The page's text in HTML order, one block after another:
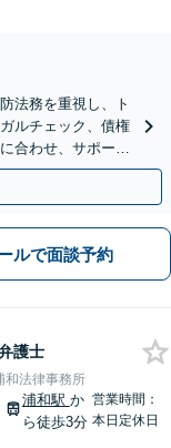
法務を重視し、ト
ルチェック、債権
合わせ、サポート
相談可】
ルで面談予約
護士
和法律事務所
浦和駅 か
ら徒歩3分
営業時間：
本日定休日